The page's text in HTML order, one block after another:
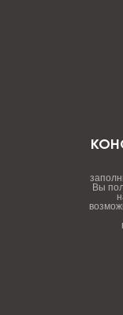
Вы